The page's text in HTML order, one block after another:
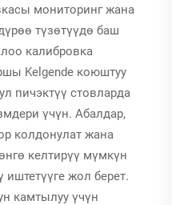
мониторинг жана
түзөтүүдө баш
калибровка
Kelgende коюштуу
пичэктүү стовларда
үчүн. Абалдар,
колдонулат жана
келтирүү мүмкүн
иштетүүге жол берет.
камтылуу үчүн